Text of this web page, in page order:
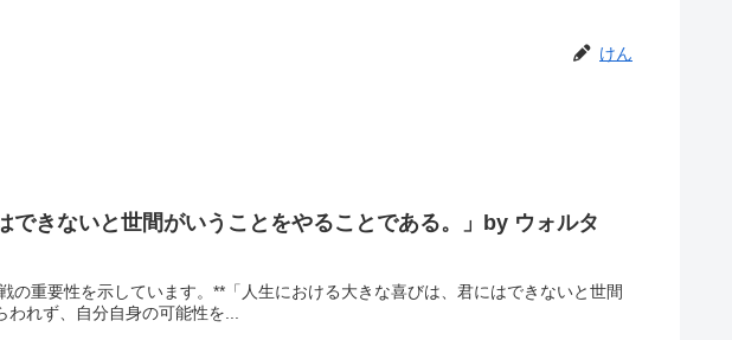
けん
できないと世間がいうことをやることである。」by ウォルタ
重要性を示しています。**「人生における大きな喜びは、君にはできないと世間
れず、自分自身の可能性を...